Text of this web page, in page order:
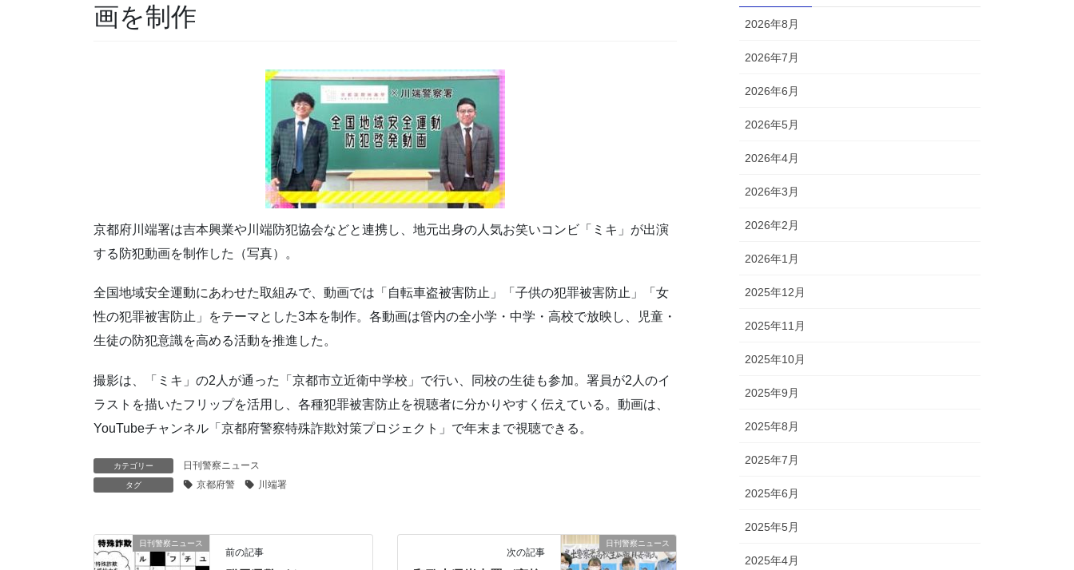
画を制作
京都府川端署は吉本興業や川端防犯協会などと連携し、地元出身の人気お笑いコンビ「ミキ」が出演
する防犯動画を制作した（写真）。
全国地域安全運動にあわせた取組みで、動画では「自転車盗被害防止」「子供の犯罪被害防止」「女
性の犯罪被害防止」をテーマとした3本を制作。各動画は管内の全小学・中学・高校で放映し、児童・
生徒の防犯意識を高める活動を推進した。
撮影は、「ミキ」の2人が通った「京都市立近衛中学校」で行い、同校の生徒も参加。署員が2人のイ
ラストを描いたフリップを活用し、各種犯罪被害防止を視聴者に分かりやすく伝えている。動画は、
YouTubeチャンネル「京都府警察特殊詐欺対策プロジェクト」で年末まで視聴できる。
カテゴリー 日刊警察ニュース
タグ 京都府警 川端署
日刊警察ニュース
前の記事
日刊警察ニュース
次の記事
2026年8月
2026年7月
2026年6月
2026年5月
2026年4月
2026年3月
2026年2月
2026年1月
2025年12月
2025年11月
2025年10月
2025年9月
2025年8月
2025年7月
2025年6月
2025年5月
2025年4月